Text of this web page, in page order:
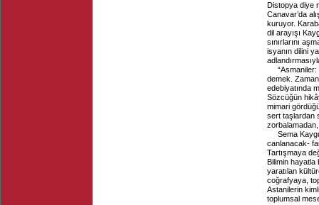
Distopya diye
Canavar’da
kuruyor.
dil arayışı
sınırlarını
isyanın dilini
demek.
edebiyatında
Sözcüğün
mimari
sert taşlardan
Sema
canlanacak-
Tartışmaya
Bilimin hayatla
yaratılan
coğrafyaya,
Astanilerin
toplumsal